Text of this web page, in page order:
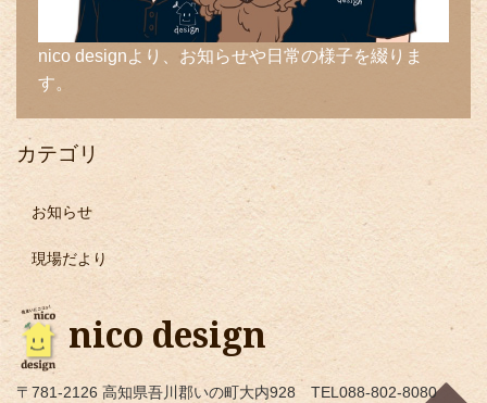
nico designより、お知らせや日常の様子を綴りま
す。
カテゴリ
お知らせ
現場だより
nico design
〒781-2126 高知県吾川郡いの町大内928 TEL088-802-8080